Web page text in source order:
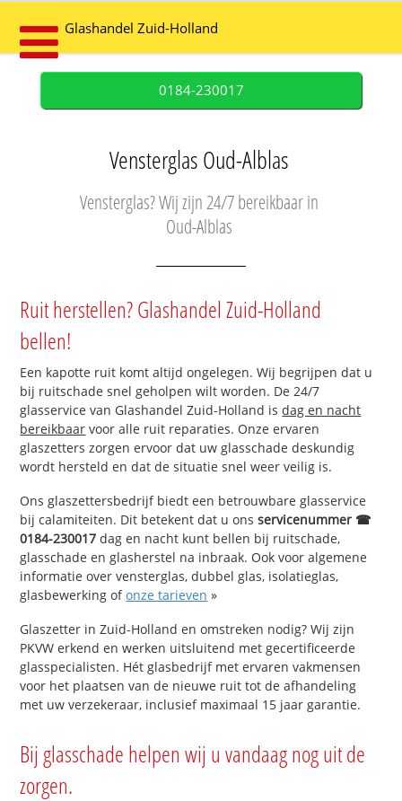
Glashandel Zuid-Holland
0184-230017
Vensterglas Oud-Alblas
Vensterglas? Wij zijn 24/7 bereikbaar in
Oud-Alblas
Ruit herstellen? Glashandel Zuid-Holland
bellen!
Een kapotte ruit komt altijd ongelegen. Wij begrijpen dat u
bij ruitschade snel geholpen wilt worden. De 24/7
glasservice van Glashandel Zuid-Holland isdag en nacht
bereikbaar voor alle ruit reparaties. Onze ervaren
glaszetters zorgen ervoor dat uw glasschade deskundig
wordt hersteld en dat de situatie snel weer veilig is.
Ons glaszettersbedrijf biedt een betrouwbare glasservice
bij calamiteiten. Dit betekent dat u onsservicenummer ☎
0184-230017 dag en nacht kunt bellen bij ruitschade,
glasschade en glasherstel na inbraak. Ook voor algemene
informatie over vensterglas, dubbel glas, isolatieglas,
glasbewerking ofonze tarieven »
Glaszetter in Zuid-Holland en omstreken nodig? Wij zijn
PKVW erkend en werken uitsluitend met gecertificeerde
glasspecialisten. Hét glasbedrijf met ervaren vakmensen
voor het plaatsen van de nieuwe ruit tot de afhandeling
met uw verzekeraar, inclusief maximaal 15 jaar garantie.
Bij glasschade helpen wij u vandaag nog uit de
zorgen.